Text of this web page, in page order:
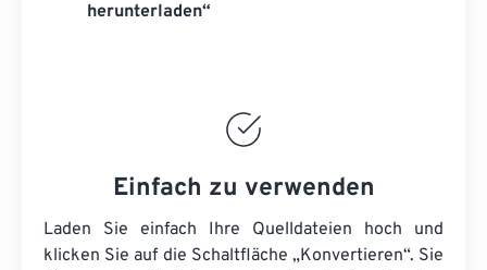
herunterladen“
Einfach zu verwenden
Laden Sie einfach Ihre Quelldateien hoch und
klicken Sie auf die Schaltfläche „Konvertieren“. Sie